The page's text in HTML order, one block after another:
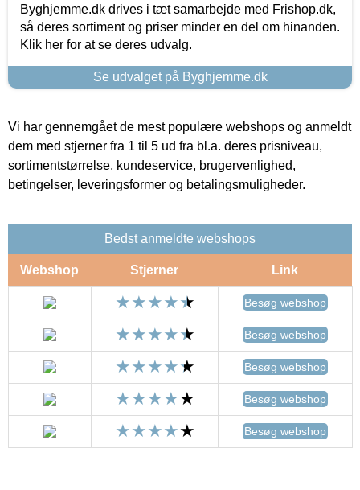
Byghjemme.dk drives i tæt samarbejde med Frishop.dk,
så deres sortiment og priser minder en del om hinanden.
Klik her for at se deres udvalg.
Se udvalget på Byghjemme.dk
Vi har gennemgået de mest populære webshops og anmeldt
dem med stjerner fra 1 til 5 ud fra bl.a. deres prisniveau,
sortimentstørrelse, kundeservice, brugervenlighed,
betingelser, leveringsformer og betalingsmuligheder.
Bedst anmeldte webshops
Webshop Stjerner Link
Besøg webshop
Besøg webshop
Besøg webshop
Besøg webshop
Besøg webshop